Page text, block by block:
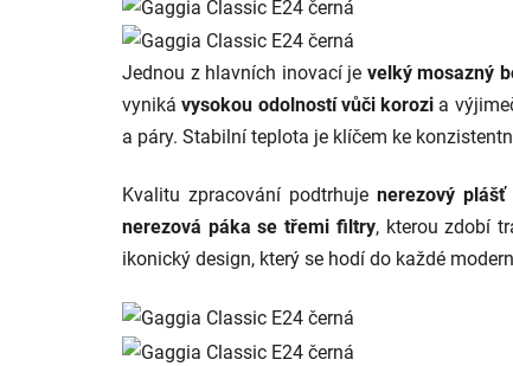
Jednou z hlavních inovací je velký mosazný
vynikávysokou odolností vůči korozi a
a páry. Stabilní teplota je klíčem ke
Kvalitu zpracování podtrhuje nerezový plášť
nerezová páka se třemi filtry, kterou zdobí
ikonický design, který se hodí do každé